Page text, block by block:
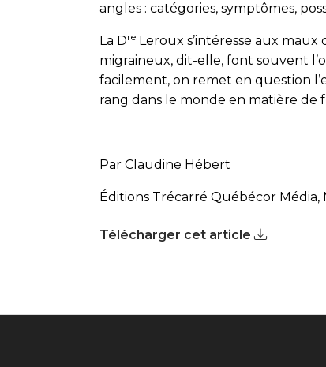
angles : catégories, symptômes,
La Dre Leroux s’intéresse aux maux
migraineux, dit-elle, font souvent
facilement, on remet en question
rang dans le monde en matière de
Par Claudine Hébert
Éditions Trécarré Québécor Média,
Télécharger cet article